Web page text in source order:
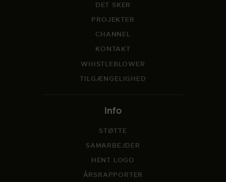
DET SKER
PROJEKTER
CHANNEL
KONTAKT
WHISTLEBLOWER
TILGÆNGELIGHED
Info
STØTTE
SAMARBEJDER
HENT LOGO
ÅRSRAPPORTER